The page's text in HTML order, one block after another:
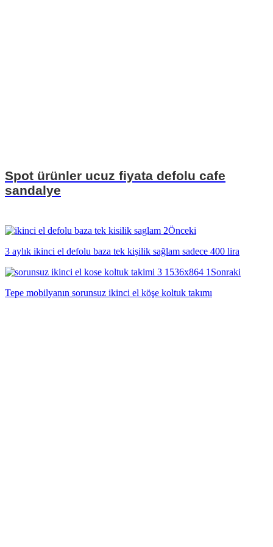
Spot ürünler ucuz fiyata defolu cafe
sandalye
Önceki
3 aylık ikinci el defolu baza tek kişilik sağlam sadece 400 lira
Sonraki
Tepe mobilyanın sorunsuz ikinci el köşe koltuk takımı